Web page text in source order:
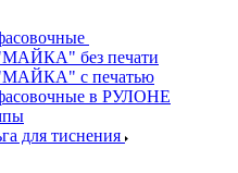
без печати
с печатью
в РУЛОНЕ
для тиснения